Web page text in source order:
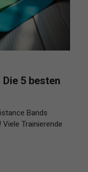
5 besten
Bands
Trainierende